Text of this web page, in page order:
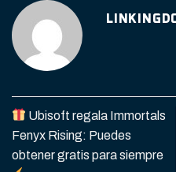
Ubisoft regala Immortals
Fenyx Rising: Puedes
obtener gratis para siempre